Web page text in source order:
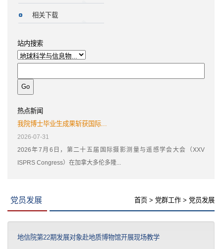
相关下载
站内搜索
热点新闻
我院博士毕业生成果斩获国际...
2026-07-31
2026年7月6日，第二十五届国际摄影测量与遥感学会大会（XXV
ISPRS Congress）在加拿大多伦多隆...
党员发展 首页 > 党群工作 > 党员发展
地信院第22期发展对象赴地质博物馆开展现场教学